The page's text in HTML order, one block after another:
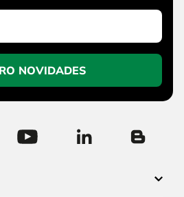
NOVIDADES